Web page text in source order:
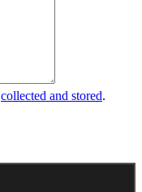
collected and stored.